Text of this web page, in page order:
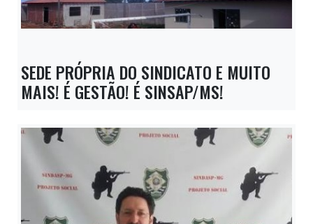
SEDE PRÓPRIA DO SINDICATO E MUITO
MAIS! É GESTÃO! É SINSAP/MS!